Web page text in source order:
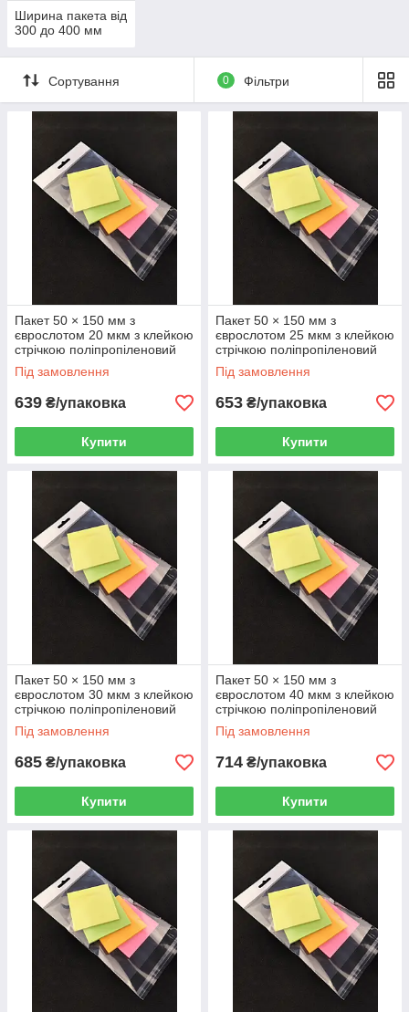
Ширина пакета від
300 до 400 мм
Сортування 0 Фільтри
Пакет 50 × 150 мм з
єврослотом 20 мкм з клейкою
стрічкою поліпропіленовий
БОПП 1000 шт
Під замовлення
639 ₴/упаковка
Купити
Пакет 50 × 150 мм з
єврослотом 25 мкм з клейкою
стрічкою поліпропіленовий
БОПП 1000 шт
Під замовлення
653 ₴/упаковка
Купити
Пакет 50 × 150 мм з
єврослотом 30 мкм з клейкою
стрічкою поліпропіленовий
БОПП 1000 шт
Під замовлення
685 ₴/упаковка
Купити
Пакет 50 × 150 мм з
єврослотом 40 мкм з клейкою
стрічкою поліпропіленовий
БОПП 1000 шт
Під замовлення
714 ₴/упаковка
Купити